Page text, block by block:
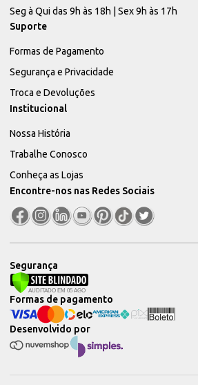
Seg à Qui das 9h às 18h | Sex 9h às 17h
Suporte
Formas de Pagamento
Segurança e Privacidade
Troca e Devoluções
Institucional
Nossa História
Trabalhe Conosco
Conheça as Lojas
Encontre-nos nas Redes Sociais
Segurança
Desenvolvido por
Formas de pagamento